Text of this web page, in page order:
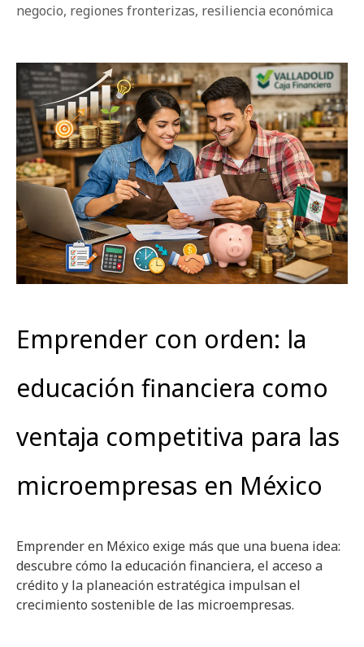
negocio, regiones fronterizas, resiliencia económica
Emprender con orden: la
educación financiera como
ventaja competitiva para las
microempresas en México
Emprender en México exige más que una buena idea:
descubre cómo la educación financiera, el acceso a
crédito y la planeación estratégica impulsan el
crecimiento sostenible de las microempresas.